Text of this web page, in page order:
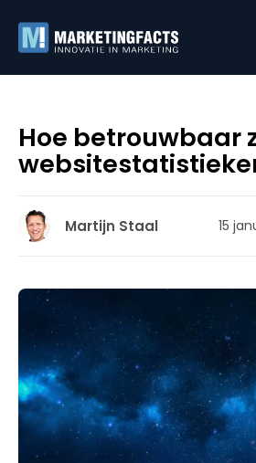
Hoe betrouwbaar
Martijn Staal 15